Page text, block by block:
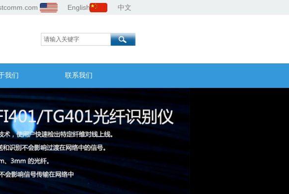
English 中文
我们 联系我们